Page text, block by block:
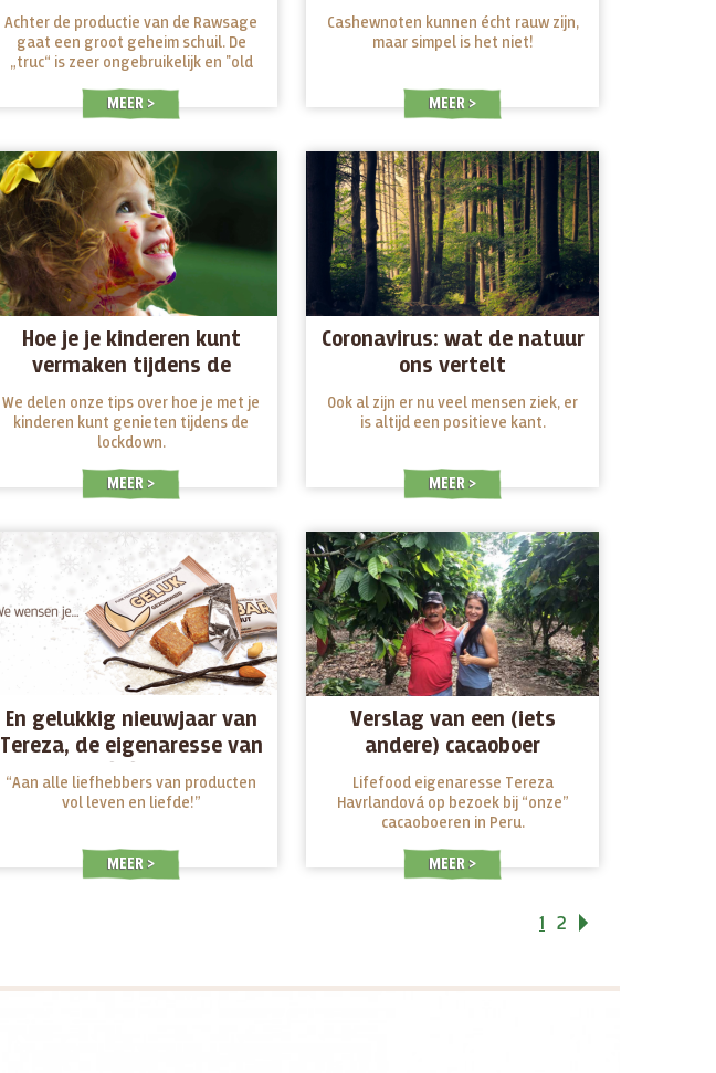
snackreep
Achter de productie van de Rawsage
gaat een groot geheim schuil. De
„truc“ is zeer ongebruikelijk en "old
MEER
Cashewnoten kunnen écht rauw zijn,
maar simpel is het niet!
MEER
Hoe je je kinderen kunt
vermaken tijdens de
lockdown
We delen onze tips over hoe je met je
kinderen kunt genieten tijdens de
lockdown.
MEER
Coronavirus: wat de natuur
ons vertelt
Ook al zijn er nu veel mensen ziek, er
is altijd een positieve kant.
MEER
En gelukkig nieuwjaar van
Tereza, de eigenaresse van
Lifefood
“Aan alle liefhebbers van producten
vol leven en liefde!”
MEER
Verslag van een (iets
andere) cacaoboer
Lifefood eigenaresse Tereza
Havrlandová op bezoek bij “onze”
cacaoboeren in Peru.
MEER
1 2